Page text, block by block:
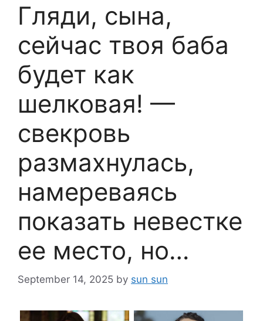
Гляди, сына,
сейчас твоя баба
будет как
шелковая! —
свекровь
размахнулась,
намереваясь
показать невестке
ее место, но…
September 14, 2025 by sun sun